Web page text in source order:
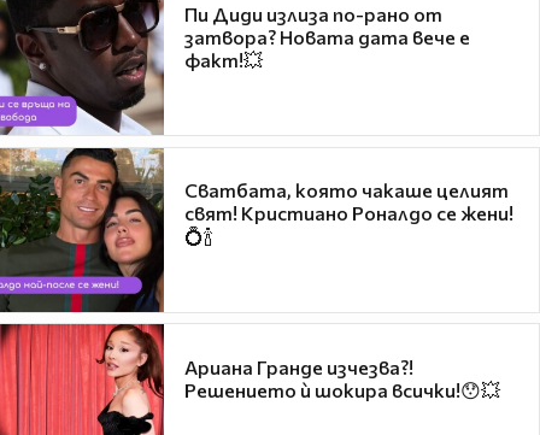
Пи Диди излиза по-рано от
затвора? Новата дата вече е
факт!💥
Сватбата, която чакаше целият
свят! Кристиано Роналдо се жени!
💍🍾
Ариана Гранде изчезва?!
Решението ѝ шокира всички!😯💥